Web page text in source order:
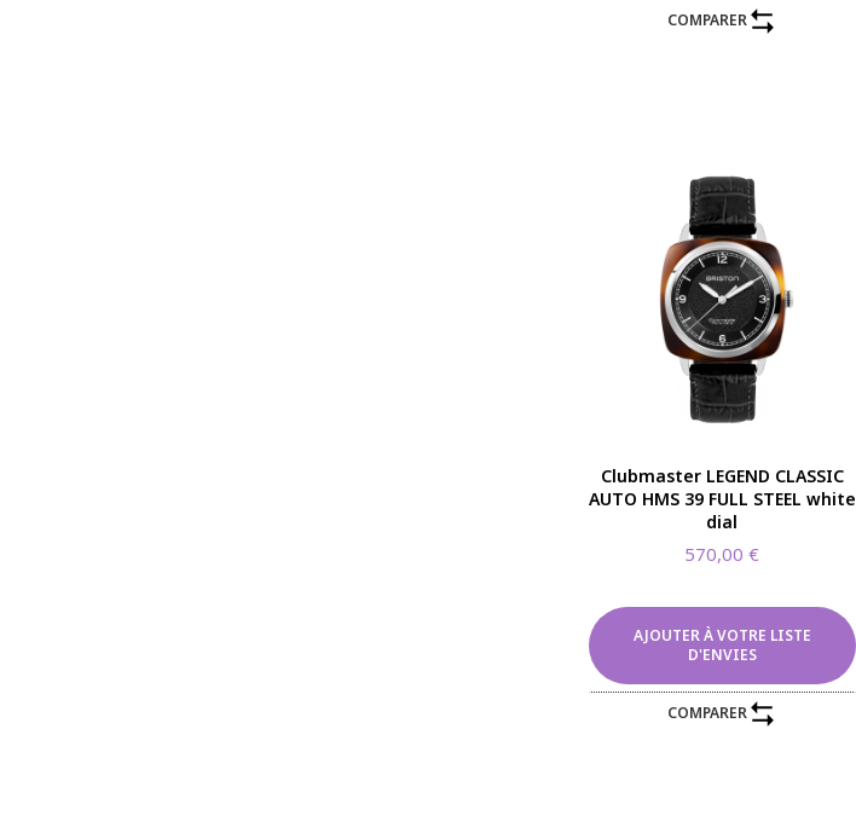
COMPARER
Clubmaster LEGEND CLASSIC
AUTO HMS 39 FULL STEEL white
dial
570,00€
AJOUTER À VOTRE LISTE
D'ENVIES
COMPARER